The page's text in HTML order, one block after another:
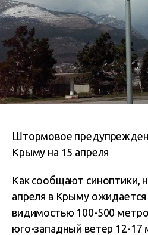
Штормовое
Крыму на 15 апреля
Как сообщают синоптики,
апреля в Крыму
видимостью 100-500
юго-западный ветер 12-17